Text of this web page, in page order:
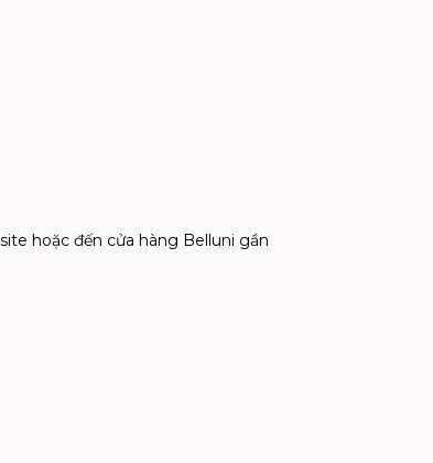
hoặc đến cửa hàng Belluni gần